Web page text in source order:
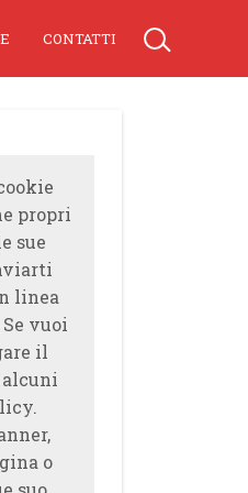
CONTATTI
propri
sue
linea
vuoi
il
alcuni
o